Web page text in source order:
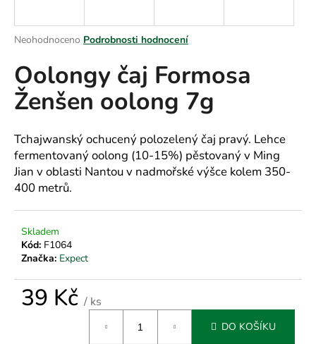
Průměrné
produktu
je
0,0
z
hvězdiček.
Neohodnoceno Podrobnosti hodnocení
Oolongy čaj Formosa
Ženšen oolong 7g
Tchajwanský ochucený polozelený čaj pravý. Lehce
fermentovaný oolong (10-15%) pěstovaný v Ming
Jian v oblasti Nantou v nadmořské výšce kolem 350-
400 metrů.
Skladem
Kód: F1064
Značka: Expect
39 Kč / ks
DO KOŠÍKU
j
t
?
HLEDAT
D
o
p
u